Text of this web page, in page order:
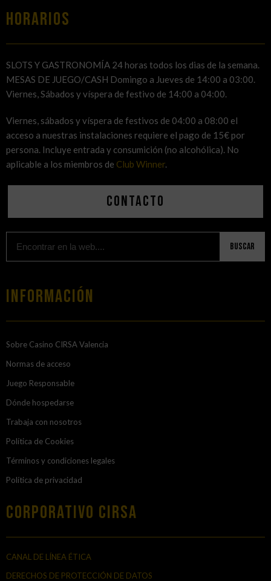
HORARIOS
SLOTS Y GASTRONOMÍA 24 horas todos los dias de la semana.
MESAS DE JUEGO/CASH Domingo a Jueves de 14:00 a 03:00.
Viernes, Sábados y víspera de festivo de 14:00 a 04:00.
Viernes, sábados y víspera de festivos de 04:00 a 08:00 el
acceso a nuestras instalaciones requiere el pago de 15€ por
persona. Incluye entrada y consumición (no alcohólica). No
aplicable a los miembros de Club Winner.
Contacto
Buscar
Información
Sobre Casino CIRSA Valencia
Normas de acceso
Juego Responsable
Dónde hospedarse
Trabaja con nosotros
Política de Cookies
Términos y condiciones legales
Política de privacidad
Corporativo Cirsa
CANAL DE LÍNEA ÉTICA
DERECHOS DE PROTECCIÓN DE DATOS